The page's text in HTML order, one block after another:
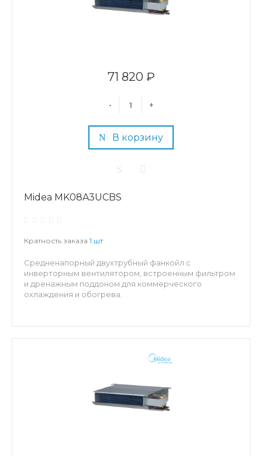
71 820 ₽
- +
В корзину
Midea MK08A3UCBS
Кратность заказа 1 шт
Средненапорный двухтрубный фанкойл с
инверторным вентилятором, встроенным фильтром
и дренажным поддоном для коммерческого
охлаждения и обогрева.